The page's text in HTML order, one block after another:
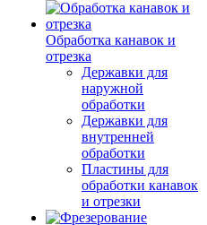
Обработка канавок и
отрезка
Державки для
наружной
обработки
Державки для
внутренней
обработки
Пластины для
обработки канавок
и отрезки